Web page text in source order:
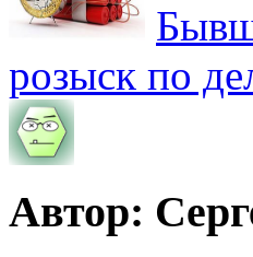
розыск по
Автор: